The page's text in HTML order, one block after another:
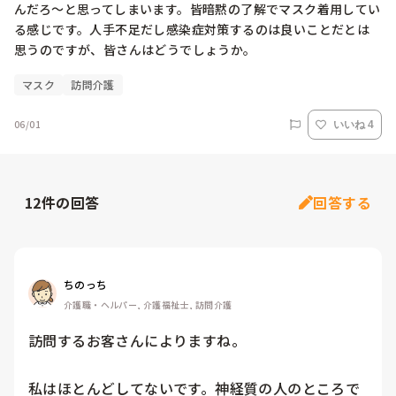
んだろ〜と思ってしまいます。皆暗黙の了解でマスク着用してい
る感じです。人手不足だし感染症対策するのは良いことだとは
思うのですが、皆さんはどうでしょうか。
マスク 訪問介護
06/01 いいね 4
12件の回答 回答する
ちのっち
介護職・ヘルパー, 介護福祉士, 訪問介護
訪問するお客さんによりますね。
私はほとんどしてないです。神経質の人のところで